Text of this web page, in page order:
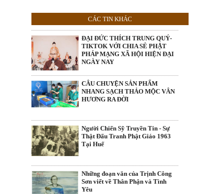
CÁC TIN KHÁC
ĐẠI ĐỨC THÍCH TRUNG QUÝ-
TIKTOK VỚI CHIA SẺ PHẬT
PHÁP MẠNG XÃ HỘI HIỆN ĐẠI
NGÀY NAY
CÂU CHUYỆN SẢN PHẨM
NHANG SẠCH THẢO MỘC VÂN
HƯƠNG RA ĐỜI
Người Chiến Sỹ Truyền Tin - Sự
Thật Đấu Tranh Phật Giáo 1963
Tại Huế
Những đoạn văn của Trịnh Công
Sơn viết về Thân Phận và Tình
Yêu